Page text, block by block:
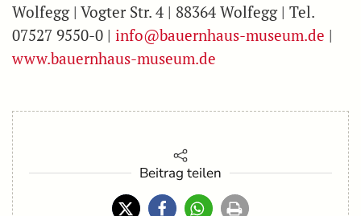
Wolfegg | Vogter Str. 4 | 88364 Wolfegg | Tel.
07527 9550-0 | info@bauernhaus-museum.de |
www.bauernhaus-museum.de
Beitrag teilen